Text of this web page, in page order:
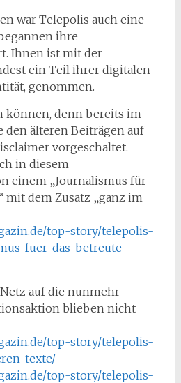
war Telepolis auch eine
ihre
Ihnen ist mit der
ein Teil ihrer digitalen
genommen.
können, denn bereits im
den älteren Beiträgen auf
vorgeschaltet.
in diesem
einem „Journalismus für
mit dem Zusatz „ganz im
top-story/telepolis-
fuer-das-betreute-
auf die nunmehr
blieben nicht
top-story/telepolis-
texte/
top-story/telepolis-